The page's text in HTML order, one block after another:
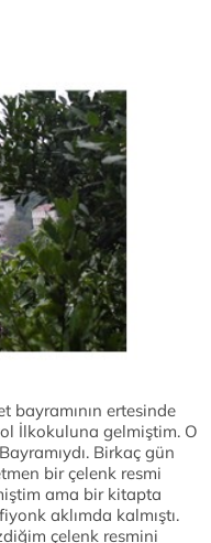
bayramının ertesinde
İlkokuluna gelmiştim. O
Birkaç gün
bir çelenk resmi
ama bir kitapta
aklımda kalmıştı.
çelenk resmini